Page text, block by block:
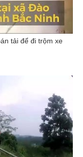
tải để đi trộm xe